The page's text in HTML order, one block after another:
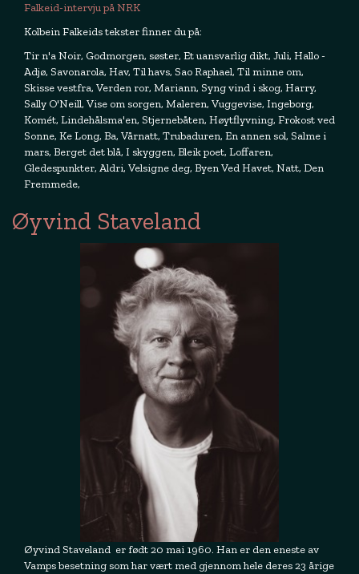
Falkeid-intervju på NRK
Kolbein Falkeids tekster finner du på:
Tir n'a Noir, Godmorgen, søster, Et uansvarlig dikt, Juli, Hallo -
Adjø, Savonarola, Hav, Til havs, Sao Raphael, Til minne om,
Skisse vestfra, Verden ror, Mariann, Syng vind i skog, Harry,
Sally O'Neill, Vise om sorgen, Maleren, Vuggevise, Ingeborg,
Komét, Lindehålsma'en, Stjernebåten, Høytflyvning, Frokost ved
Sonne, Ke Long, Ba, Vårnatt, Trubaduren, En annen sol, Salme i
mars, Berget det blå, I skyggen, Bleik poet, Loffaren,
Gledespunkter, Aldri, Velsigne deg, Byen Ved Havet, Natt, Den
Fremmede,
Øyvind Staveland
Øyvind Staveland er født 20 mai 1960. Han er den eneste av
Vamps besetning som har vært med gjennom hele deres 23 årige